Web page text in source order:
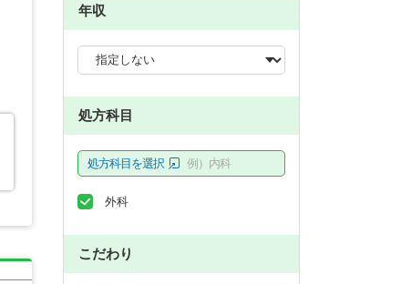
年収
処方科目
処方科目を選択 例）内科
外科
こだわり